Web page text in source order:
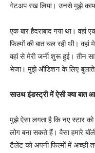
गेटअप रख लिया। उनसे मुझे
एक बार हैदराबाद गया था। वहां
फिल्मों की बात चल रही थी। वहां
वहां से मेरी जर्नी शुरू हुई। तीन
भेजा। मुझे ऑडिशन के लिए
साउथ इंडस्ट्री में ऐसी क्या बात
मुझे ऐसा लगता है कि नए स्टार
लोग बना सकते हैं। वैसा हमारे
टैलेंट को अपनी फिल्मों में